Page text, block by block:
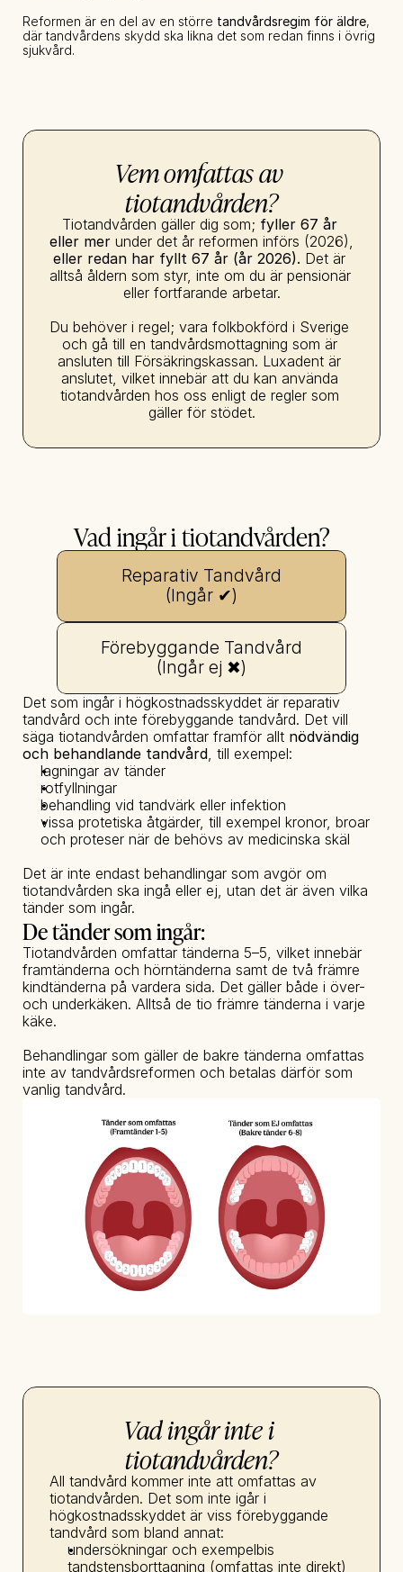
Reformen är en del av en större tandvårdsregim för äldre,
där tandvårdens skydd ska likna det som redan finns i övrig
sjukvård.
Vem omfattas av
tiotandvården?
Tiotandvården gäller dig som; fyller 67 år
eller mer
eller redan har fyllt 67 år (år 2026). Det är
alltså åldern som styr, inte om du är pensionär
eller fortfarande arbetar.
Du behöver i regel; vara folkbokförd i Sverige
och gå till en tandvårdsmottagning som är
ansluten till Försäkringskassan. Luxadent är
anslutet, vilket innebär att du kan använda
tiotandvården hos oss enligt de regler som
gäller för stödet.
Vad ingår i tiotandvården?
Reparativ Tandvård
(Ingår ✔)
Förebyggande Tandvård
(Ingår ej ✖)
Det som ingår i högkostnadsskyddet är reparativ
tandvård och inte förebyggande tandvård. Det vill
säga tiotandvården omfattar framför allt nödvändig
och behandlande tandvård, till exempel:
lagningar av tänder
rotfyllningar
behandling vid tandvärk eller infektion
vissa protetiska åtgärder, till exempel kronor, broar
och proteser när de behövs av medicinska skäl
Det är inte endast behandlingar som avgör om
tiotandvården ska ingå eller ej, utan det är även vilka
tänder som ingår.
De tänder som ingår:
Tiotandvården omfattar tänderna 5–5, vilket innebär
framtänderna och hörntänderna samt de två främre
kindtänderna på vardera sida. Det gäller både i över-
och underkäken. Alltså de tio främre tänderna i varje
käke.
Behandlingar som gäller de bakre tänderna omfattas
inte av tandvårdsreformen och betalas därför som
vanlig tandvård.
Vad ingår inte i
tiotandvården?
All tandvård kommer inte att omfattas av
tiotandvården. Det som inte igår i
högkostnadsskyddet är viss förebyggande
tandvård som bland annat:
undersökningar och exempelbis
tandstensborttagning (omfattas inte direkt)